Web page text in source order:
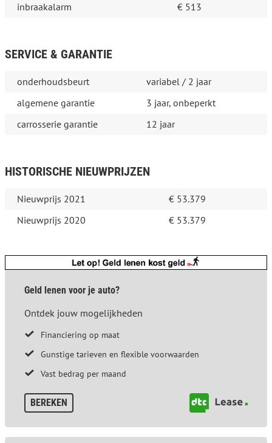
inbraakalarm
€ 513
SERVICE & GARANTIE
onderhoudsbeurt
variabel / 2 jaar
algemene garantie
3 jaar, onbeperkt
carrosserie garantie
12 jaar
HISTORISCHE NIEUWPRIJZEN
Nieuwprijs 2021
€ 53.379
Nieuwprijs 2020
€ 53.379
Geld lenen voor je auto?
Ontdek jouw mogelijkheden
Financiering op maat
Gunstige tarieven en flexible voorwaarden
Vast bedrag per maand
BEREKEN